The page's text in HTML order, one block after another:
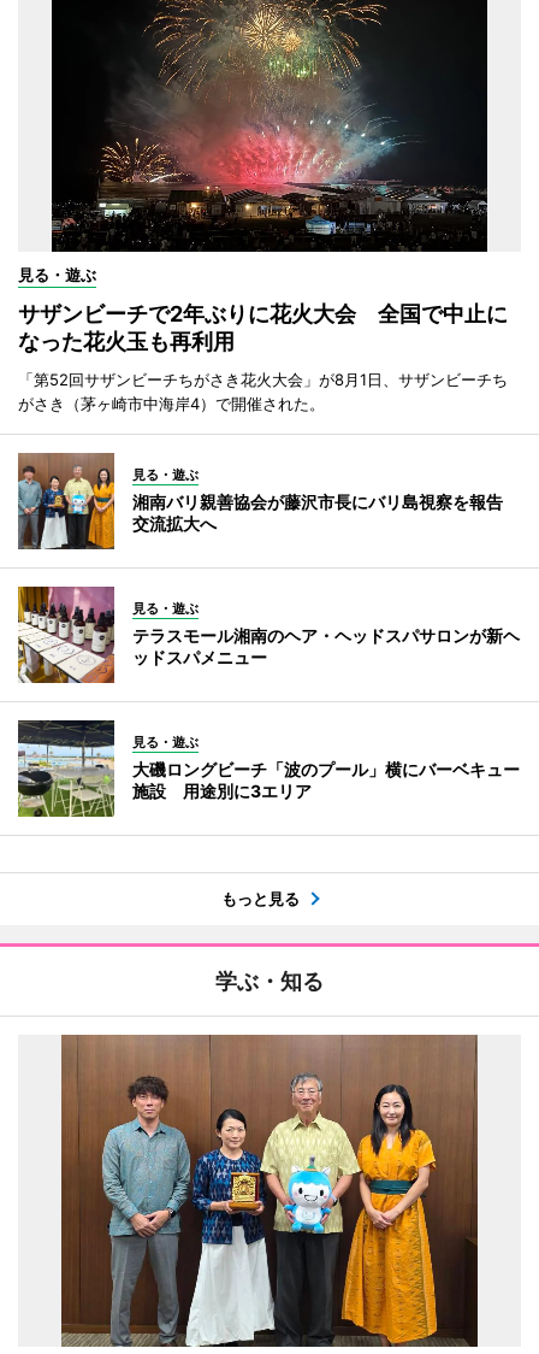
見る・遊ぶ
サザンビーチで2年ぶりに花火大会 全国で中止に
なった花火玉も再利用
「第52回サザンビーチちがさき花火大会」が8月1日、サザンビーチち
がさき（茅ヶ崎市中海岸4）で開催された。
見る・遊ぶ
湘南バリ親善協会が藤沢市長にバリ島視察を報告
交流拡大へ
見る・遊ぶ
テラスモール湘南のヘア・ヘッドスパサロンが新ヘ
ッドスパメニュー
見る・遊ぶ
大磯ロングビーチ「波のプール」横にバーベキュー
施設 用途別に3エリア
もっと見る
学ぶ・知る